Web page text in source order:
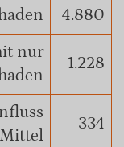
4.880
nur
1.228
334